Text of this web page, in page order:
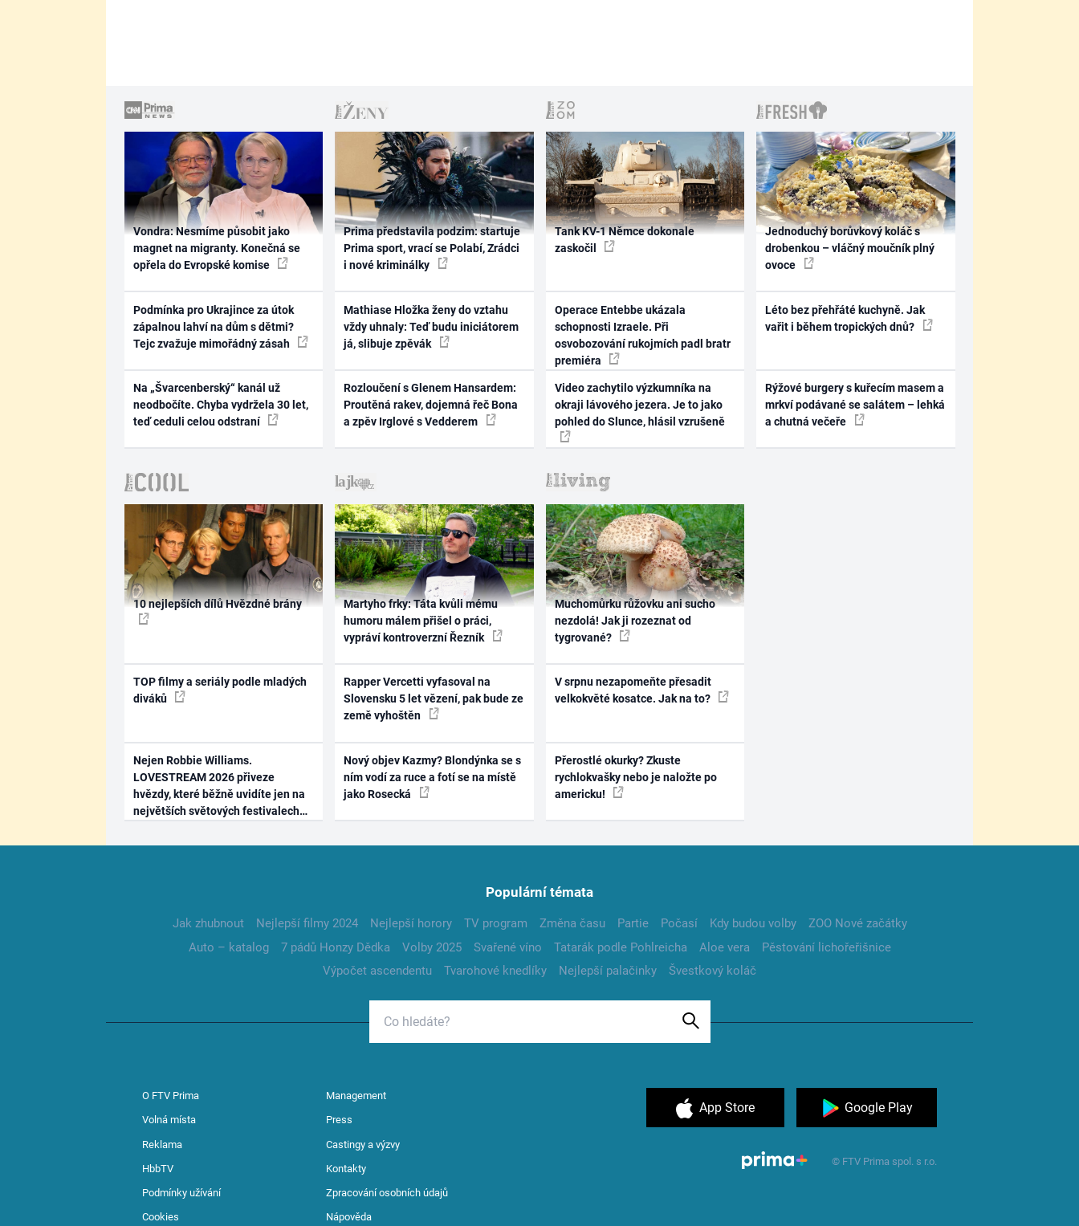
Vondra: Nesmíme působit jako
magnet na migranty. Konečná se
opřela do Evropské komise
Podmínka pro Ukrajince za útok
zápalnou lahví na dům s dětmi?
Tejc zvažuje mimořádný zásah
Na „Švarcenberský“ kanál už
neodbočíte. Chyba vydržela 30 let,
teď ceduli celou odstraní
Prima představila podzim: startuje
Prima sport, vrací se Polabí, Zrádci
i nové kriminálky
Mathiase Hložka ženy do vztahu
vždy uhnaly: Teď budu iniciátorem
já, slibuje zpěvák
Rozloučení s Glenem Hansardem:
Proutěná rakev, dojemná řeč Bona
a zpěv Irglové s Vedderem
Tank KV-1 Němce dokonale
zaskočil
Operace Entebbe ukázala
schopnosti Izraele. Při
osvobozování rukojmích padl bratr
premiéra
Video zachytilo výzkumníka na
okraji lávového jezera. Je to jako
pohled do Slunce, hlásil vzrušeně
Jednoduchý borůvkový koláč s
drobenkou – vláčný moučník plný
ovoce
Léto bez přehřáté kuchyně. Jak
vařit i během tropických dnů?
Rýžové burgery s kuřecím masem a
mrkví podávané se salátem – lehká
a chutná večeře
10 nejlepších dílů Hvězdné brány
TOP filmy a seriály podle mladých
diváků
Nejen Robbie Williams.
LOVESTREAM 2026 přiveze
hvězdy, které běžně uvidíte jen na
největších světových festivalech
Martyho frky: Táta kvůli mému
humoru málem přišel o práci,
vypráví kontroverzní Řezník
Rapper Vercetti vyfasoval na
Slovensku 5 let vězení, pak bude ze
země vyhoštěn
Nový objev Kazmy? Blondýnka se s
ním vodí za ruce a fotí se na místě
jako Rosecká
Muchomůrku růžovku ani sucho
nezdolá! Jak ji rozeznat od
tygrované?
V srpnu nezapomeňte přesadit
velkokvěté kosatce. Jak na to?
Přerostlé okurky? Zkuste
rychlokvašky nebo je naložte po
americku!
Populární témata
Jak zhubnout Nejlepší filmy 2024 Nejlepší horory TV program Změna času Partie Počasí Kdy budou volby
ZOO Nové začátky
Auto – katalog
7 pádů Honzy Dědka Volby 2025 Svařené víno Tatarák podle Pohlreicha Aloe vera
Pěstování lichořeřišnice
Výpočet ascendentu
Tvarohové knedlíky Nejlepší palačinky Švestkový koláč
O FTV Prima Management
Volná místa Press
Reklama Castingy a výzvy
HbbTV Kontakty
Podmínky užívání Zpracování osobních údajů
Cookies Nápověda
App Store Google Play
© FTV Prima spol. s r.o.